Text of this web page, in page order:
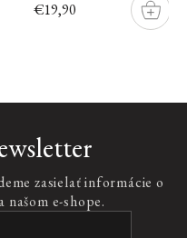
€19,90
DO
zasielať informácie o
e-shope.